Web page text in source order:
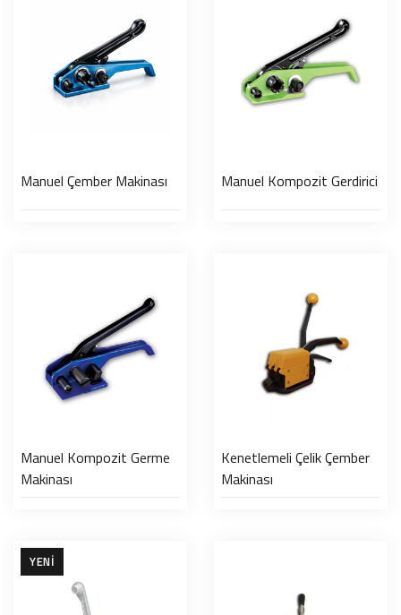
Manuel Çember Makinası Manuel Kompozit Gerdirici
Manuel Kompozit Germe
Makinası
Kenetlemeli Çelik Çember
Makinası
YENI